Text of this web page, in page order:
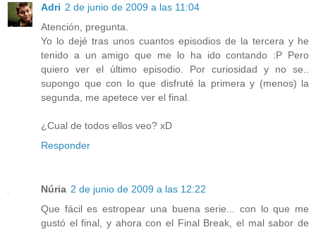
Adri 2 de junio de 2009 a las 11:04
Atención, pregunta.
Yo lo dejé tras unos cuantos episodios de la tercera y he
tenido a un amigo que me lo ha ido contando :P Pero
quiero ver el último episodio. Por curiosidad y no se..
supongo que con lo que disfruté la primera y (menos) la
segunda, me apetece ver el final.
¿Cual de todos ellos veo? xD
Responder
Núria 2 de junio de 2009 a las 12:22
Que fácil es estropear una buena serie... con lo que me
gustó el final, y ahora con el Final Break, el mal sabor de